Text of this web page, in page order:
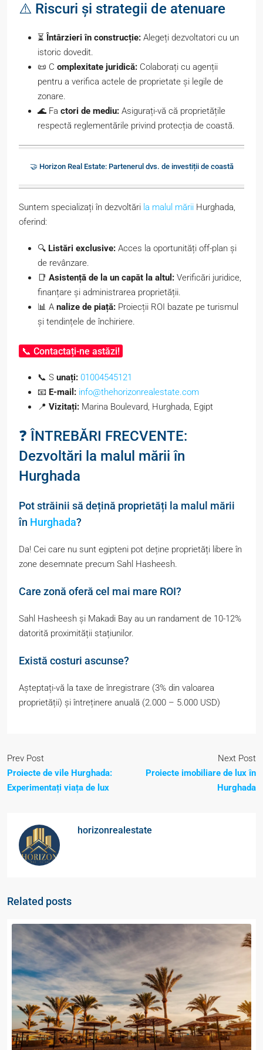
⚠️ Riscuri și strategii de atenuare
⏳ Întârzieri în construcție: Alegeți dezvoltatori cu un
istoric dovedit.
📜 C omplexitate juridică: Colaborați cu agenții
pentru a verifica actele de proprietate și legile de
zonare.
🌊 Fa ctori de mediu: Asigurați-vă că proprietățile
respectă reglementările privind protecția de coastă.
🤝 Horizon Real Estate: Partenerul dvs. de investiții de coastă
Suntem specializați în dezvoltări la malul mării Hurghada,
oferind:
🔍 Listări exclusive: Acces la oportunități off-plan și
de revânzare.
📑 Asistență de la un capăt la altul: Verificări juridice,
finanțare și administrarea proprietății.
📊 A nalize de piață: Proiecții ROI bazate pe turismul
și tendințele de închiriere.
📞 Contactați-ne astăzi!
📞 S unați: 01004545121
📧 E-mail: info@thehorizonrealestate.com
📍 Vizitați: Marina Boulevard, Hurghada, Egipt
❓ ÎNTREBĂRI FRECVENTE:
Dezvoltări la malul mării în
Hurghada
Pot străinii să dețină proprietăți la malul mării
în Hurghada?
Da! Cei care nu sunt egipteni pot deține proprietăți libere în
zone desemnate precum Sahl Hasheesh.
Care zonă oferă cel mai mare ROI?
Sahl Hasheesh și Makadi Bay au un randament de 10-12%
datorită proximității stațiunilor.
Există costuri ascunse?
Așteptați-vă la taxe de înregistrare (3% din valoarea
proprietății) și întreținere anuală (2.000 – 5.000 USD)
Prev Post
Proiecte de vile Hurghada:
Experimentați viața de lux
Next Post
Proiecte imobiliare de lux în
Hurghada
horizonrealestate
Related posts